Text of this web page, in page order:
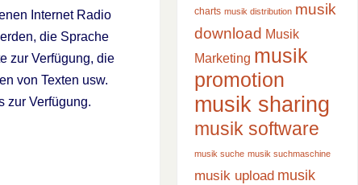
Internet Radio
die Sprache
zur Verfügung, die
von Texten usw.
zur Verfügung.
charts musik distribution musik
download Musik
Marketing musik
promotion
musik sharing
musik software
musik suche musik suchmaschine
musik upload musik